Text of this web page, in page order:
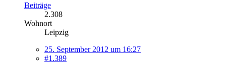
Beiträge
2.308
Wohnort
Leipzig
25. September 2012 um 16:27
#1.389